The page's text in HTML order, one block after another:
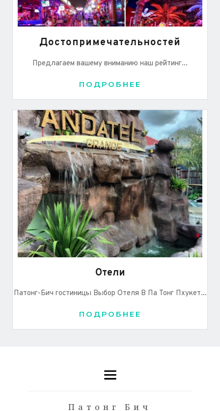
Достопримечательностей
Предлагаем вашему вниманию наш рейтинг...
ПОДРОБНЕЕ
Отели
Патонг-Бич гостиницы Выбор Отеля В Па Тонг Пхукет...
ПОДРОБНЕЕ
Патонг Бич